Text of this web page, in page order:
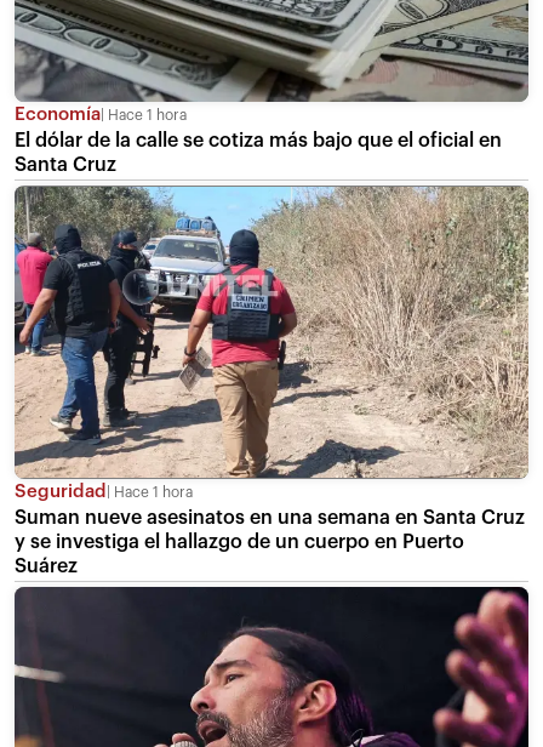
Economía Hace 1 hora
El dólar de la calle se cotiza más bajo que el oficial en
Santa Cruz
Seguridad Hace 1 hora
Suman nueve asesinatos en una semana en Santa Cruz
y se investiga el hallazgo de un cuerpo en Puerto
Suárez